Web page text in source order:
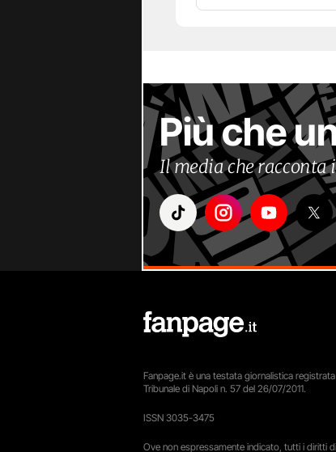
Più che
Il media che racconta
Fanpage.it è una testata giornalistica
Tribunale di Napoli n. 57 del 26/07/2011.
ISSN 3035-3475
Ove non espressamente indicato, tutti i diritti